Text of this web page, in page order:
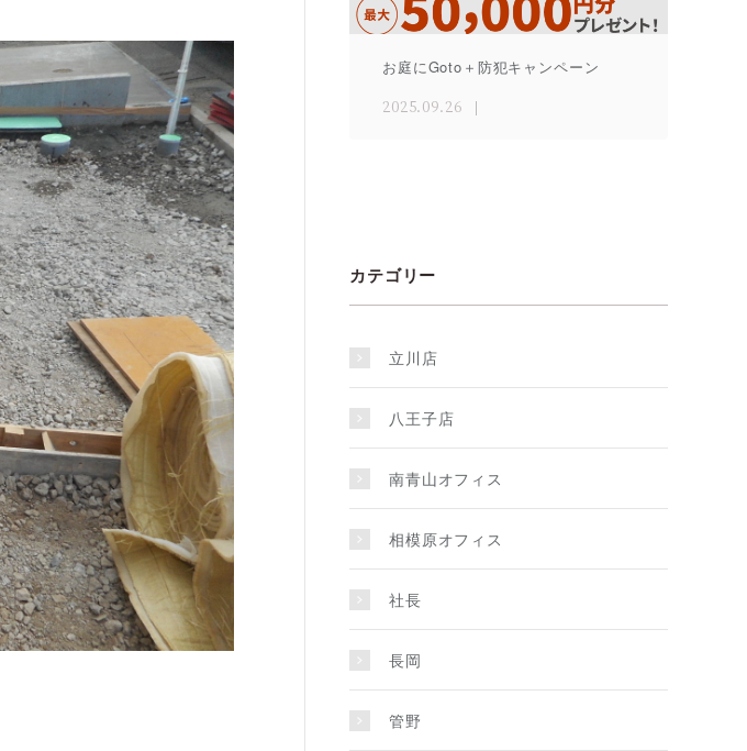
お庭にGoto＋防犯キャンペーン
2025.09.26
カテゴリー
立川店
八王子店
南青山オフィス
相模原オフィス
社長
長岡
管野